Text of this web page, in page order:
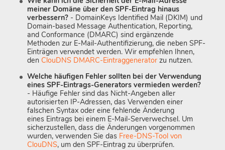
meiner Domäne über den SPF-Eintrag hinaus
verbessern? - DomainKeys Identified Mail (DKIM) und
Domain-based Message Authentication, Reporting,
and Conformance (DMARC) sind ergänzende
Methoden zur E-Mail-Authentifizierung, die neben SPF-
Einträgen verwendet werden. Wir empfehlen Ihnen,
den ClouDNS DMARC-Eintraggenerator zu nutzen.
Welche häufigen Fehler sollten bei der Verwendung
eines SPF-Eintrags-Generators vermieden werden?
- Häufige Fehler sind das Nicht-Angeben aller
autorisierten IP-Adressen, das Verwenden einer
falschen Syntax oder eine fehlende Änderung
eines Eintrags bei einem E-Mail-Serverwechsel. Um
sicherzustellen, dass die Änderungen vorgenommen
wurden, verwenden Sie das Free-DNS-Tool von
ClouDNS, um den SPF-Eintrag zu überprüfen.